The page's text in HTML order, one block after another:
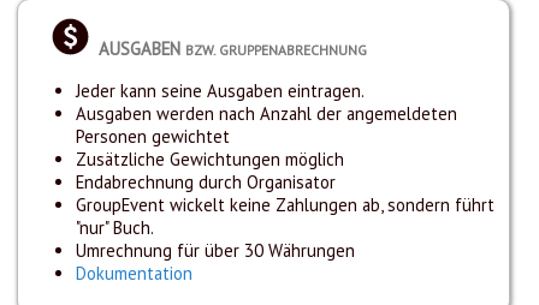
AUSGABEN BZW. GRUPPENABRECHNUNG
Jeder kann seine Ausgaben eintragen.
Ausgaben werden nach Anzahl der angemeldeten
Personen gewichtet
Zusätzliche Gewichtungen möglich
Endabrechnung durch Organisator
GroupEvent wickelt keine Zahlungen ab, sondern führt
"nur" Buch.
Umrechnung für über 30 Währungen
Dokumentation